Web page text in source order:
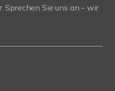
Sprechen Sie uns an – wir